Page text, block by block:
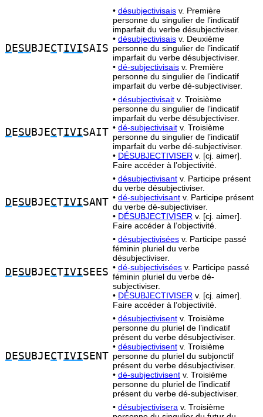
D ESU BJECTIVISAIS
• désubjectivisais v. Première
personne du singulier de l’indicatif
imparfait du verbe désubjectiviser.
• désubjectivisais v. Deuxième
personne du singulier de l’indicatif
imparfait du verbe désubjectiviser.
• dé-subjectivisais v. Première
personne du singulier de l’indicatif
imparfait du verbe dé-subjectiviser.
D ESU BJECTIVISAIT
• désubjectivisait v. Troisième
personne du singulier de l’indicatif
imparfait du verbe désubjectiviser.
• dé-subjectivisait v. Troisième
personne du singulier de l’indicatif
imparfait du verbe dé-subjectiviser.
• DÉSUBJECTIVISER v. [cj. aimer].
Faire accéder à l’objectivité.
D ESU BJECTIVISANT
• désubjectivisant v. Participe présent
du verbe désubjectiviser.
• dé-subjectivisant v. Participe présent
du verbe dé-subjectiviser.
• DÉSUBJECTIVISER v. [cj. aimer].
Faire accéder à l’objectivité.
D ESU BJECTIVISEES
• désubjectivisées v. Participe passé
féminin pluriel du verbe
désubjectiviser.
• dé-subjectivisées v. Participe passé
féminin pluriel du verbe dé-
subjectiviser.
• DÉSUBJECTIVISER v. [cj. aimer].
Faire accéder à l’objectivité.
D ESU BJECTIVISENT
• désubjectivisent v. Troisième
personne du pluriel de l’indicatif
présent du verbe désubjectiviser.
• désubjectivisent v. Troisième
personne du pluriel du subjonctif
présent du verbe désubjectiviser.
• dé-subjectivisent v. Troisième
personne du pluriel de l’indicatif
présent du verbe dé-subjectiviser.
• désubjectivisera v. Troisième